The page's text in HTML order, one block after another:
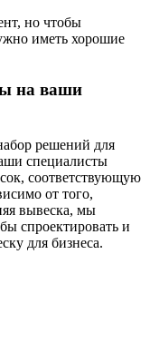
но чтобы
иметь хорошие
на ваши
решений для
специалисты
соответствующую
от того,
вывеска, мы
спроектировать и
для бизнеса.